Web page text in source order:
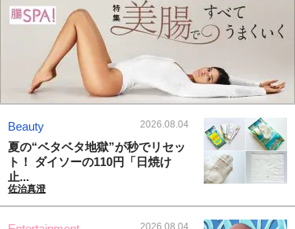
Beauty 2026.08.04
夏の“ベタベタ地獄”が秒でリセッ
ト！ ダイソーの110円「日焼け
止...
佐治真澄
2026.08.04